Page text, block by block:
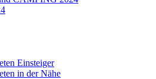
Einsteiger
in der Nähe